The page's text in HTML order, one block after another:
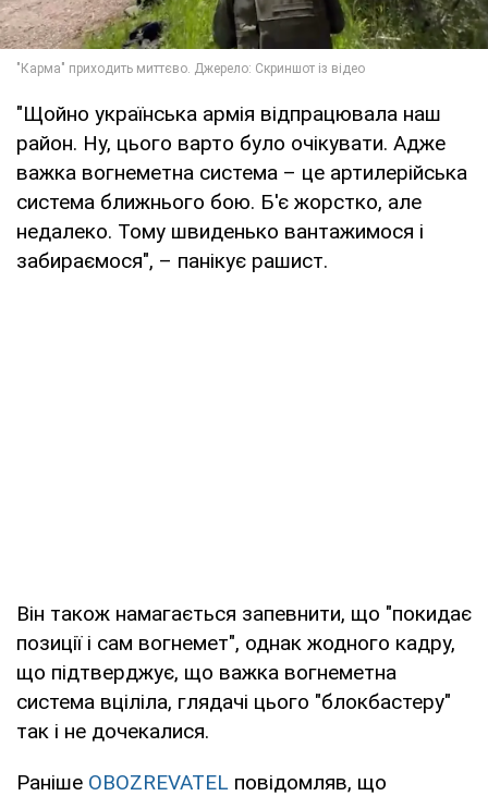
"Щойно українська армія відпрацювала наш
район. Ну, цього варто було очікувати. Адже
важка вогнеметна система – це артилерійська
система ближнього бою. Б'є жорстко, але
недалеко. Тому швиденько вантажимося і
забираємося", – панікує рашист.
Він також намагається запевнити, що "покидає
позиції і сам вогнемет", однак жодного кадру,
що підтверджує, що важка вогнеметна
система вціліла, глядачі цього "блокбастеру"
так і не дочекалися.
Раніше OBOZREVATEL повідомляв, що